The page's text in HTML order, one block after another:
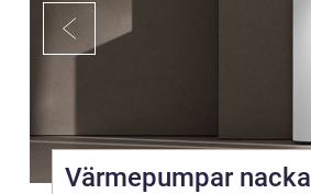
Värmepumpar nacka